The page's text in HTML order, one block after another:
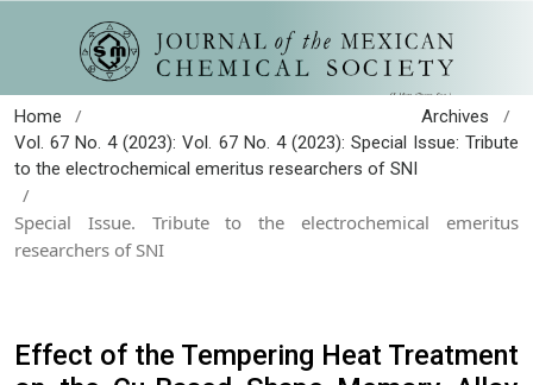
Home / Archives /
Vol. 67 No. 4 (2023): Vol. 67 No. 4 (2023): Special Issue: Tribute
to the electrochemical emeritus researchers of SNI
/
Special Issue. Tribute to the electrochemical emeritus
researchers of SNI
Effect of the Tempering Heat Treatment